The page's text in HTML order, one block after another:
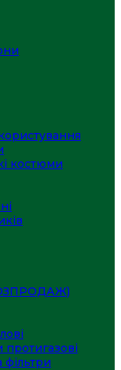
костюми
протигазові